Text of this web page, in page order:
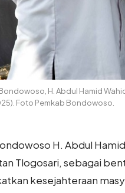
H. Abdul Hamid
Foto Pemkab Bondowoso.
H. Abdul
Tlogosari, sebagai
kesejahteraan